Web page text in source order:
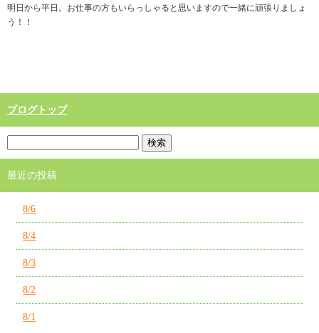
明日から平日。お仕事の方もいらっしゃると思いますので一緒に頑張りましょ
う！！
ブログトップ
最近の投稿
8/6
8/4
8/3
8/2
8/1